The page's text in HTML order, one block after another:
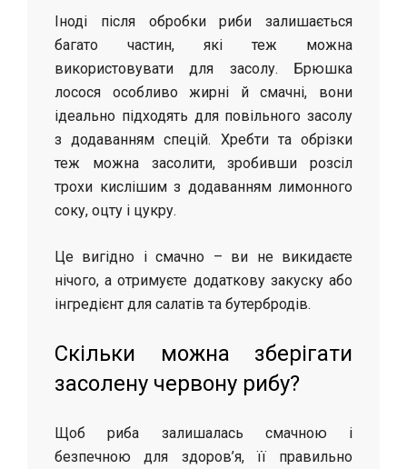
Іноді після обробки риби залишається
багато частин, які теж можна
використовувати для засолу. Брюшка
лосося особливо жирні й смачні, вони
ідеально підходять для повільного засолу
з додаванням спецій. Хребти та обрізки
теж можна засолити, зробивши розсіл
трохи кислішим з додаванням лимонного
соку, оцту і цукру.
Це вигідно і смачно – ви не викидаєте
нічого, а отримуєте додаткову закуску або
інгредієнт для салатів та бутербродів.
Скільки можна зберігати
засолену червону рибу?
Щоб риба залишалась смачною і
безпечною для здоров’я, її правильно